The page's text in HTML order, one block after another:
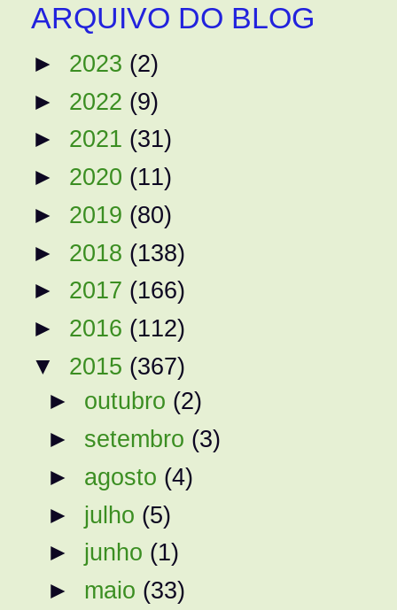
ARQUIVO DO BLOG
► 2023 (2)
► 2022 (9)
► 2021 (31)
► 2020 (11)
► 2019 (80)
► 2018 (138)
► 2017 (166)
► 2016 (112)
▼ 2015 (367)
► outubro (2)
► setembro (3)
► agosto (4)
► julho (5)
► junho (1)
► maio (33)